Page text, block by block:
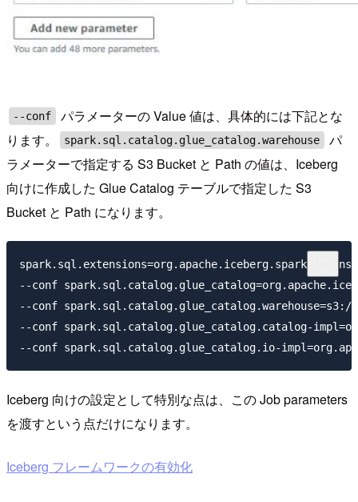
--conf
パラメーターの Value 値は、具体的には下記とな
ります。
spark.sql.catalog.glue_catalog.warehouse
パ
ラメーターで指定する S3 Bucket と Path の値は、Iceberg
向けに作成した Glue Catalog テーブルで指定した S3
Bucket と Path になります。
--conf
--conf
--conf spark.sql.catalog.glue_catalog.catalog-
Iceberg 向けの設定として特別な点は、この Job parameters
を渡すという点だけになります。
Iceberg フレームワークの有効化